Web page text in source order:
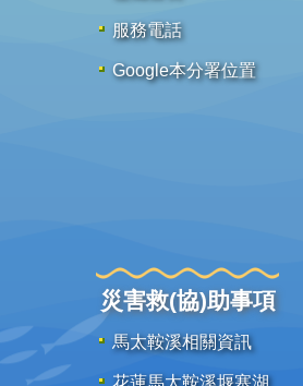
服務電話
Google本分署位置
災害救(協)助事項
馬太鞍溪相關資訊
花蓮馬太鞍溪堰塞湖